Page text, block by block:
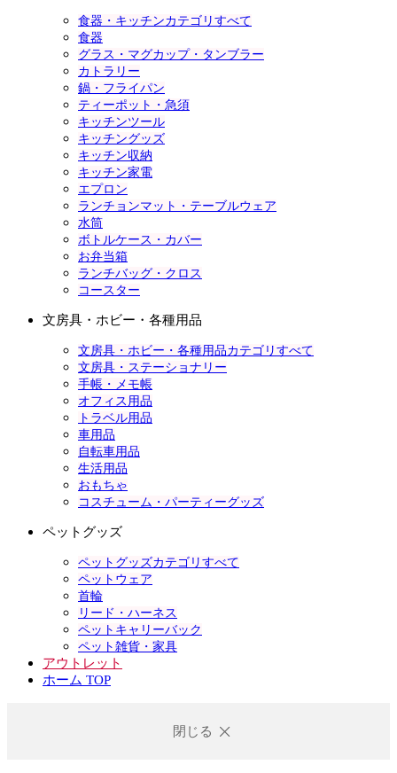
食器・キッチンカテゴリすべて
食器
グラス・マグカップ・タンブラー
カトラリー
鍋・フライパン
ティーポット・急須
キッチンツール
キッチングッズ
キッチン収納
キッチン家電
エプロン
ランチョンマット・テーブルウェア
水筒
ボトルケース・カバー
お弁当箱
ランチバッグ・クロス
コースター
文房具・ホビー・各種用品
文房具・ホビー・各種用品カテゴリすべて
文房具・ステーショナリー
手帳・メモ帳
オフィス用品
トラベル用品
車用品
自転車用品
生活用品
おもちゃ
コスチューム・パーティーグッズ
ペットグッズ
ペットグッズカテゴリすべて
ペットウェア
首輪
リード・ハーネス
ペットキャリーバック
ペット雑貨・家具
アウトレット
ホーム TOP
閉じる